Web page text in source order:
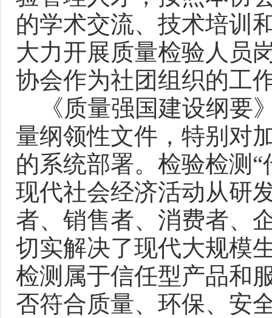
的学术交流、技术培训
大力开展质量检验人员
协会作为社团组织的工
《质量强国建设纲要
量纲领性文件，特别对
的系统部署。检验检测
现代社会经济活动从研
者、销售者、消费者、
切实解决了现代大规模
检测属于信任型产品和
否符合质量、环保、安